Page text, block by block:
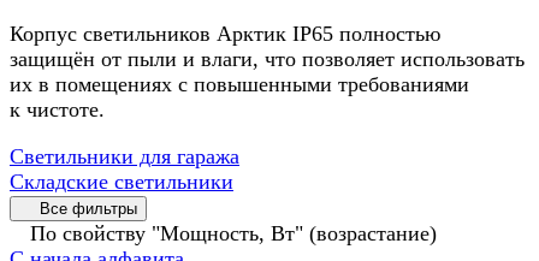
Корпус светильников Арктик IP65 полностью
защищён от пыли и влаги, что позволяет использовать
их в помещениях с повышенными требованиями
к чистоте.
Светильники для гаража
Складские светильники
Все фильтры
По свойству "Мощность, Вт" (возрастание)